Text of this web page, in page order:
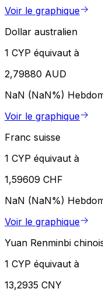
Voir le graphique
Dollar australien
1 CYP équivaut à
2,79880 AUD
NaN (NaN%)
Voir le graphique
Franc suisse
1 CYP équivaut à
1,59609 CHF
NaN (NaN%)
Voir le graphique
Yuan Renminbi
1 CYP équivaut à
13,2935 CNY